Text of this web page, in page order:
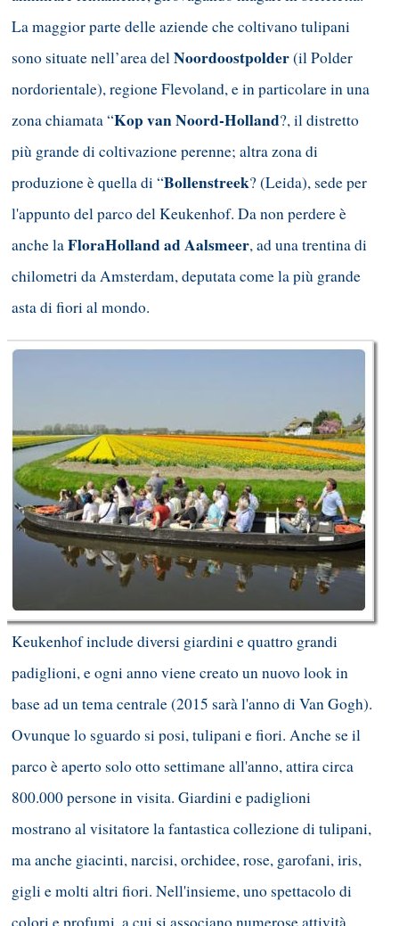
La maggior parte delle aziende che coltivano tulipani
sono situate nell’area delNoordoostpolder(il Polder
nordorientale), regione Flevoland, e in particolare in una
zona chiamata “Kop van Noord-Holland?, il distretto
più grande di coltivazione perenne; altra zona di
produzione è quella di “Bollenstreek? (Leida), sede per
l'appunto del parco del Keukenhof. Da non perdere è
anche laFloraHolland ad Aalsmeer, ad una trentina di
chilometri da Amsterdam, deputata come la più grande
asta di fiori al mondo.
Keukenhof include diversi giardini e quattro grandi
padiglioni, e ogni anno viene creato un nuovo look in
base ad un tema centrale (2015 sarà l'anno di Van Gogh).
Ovunque lo sguardo si posi, tulipani e fiori. Anche se il
parco è aperto solo otto settimane all'anno, attira circa
800.000 persone in visita. Giardini e padiglioni
mostrano al visitatore la fantastica collezione di tulipani,
ma anche giacinti, narcisi, orchidee, rose, garofani, iris,
gigli e molti altri fiori. Nell'insieme, uno spettacolo di
colori e profumi, a cui si associano numerose attività